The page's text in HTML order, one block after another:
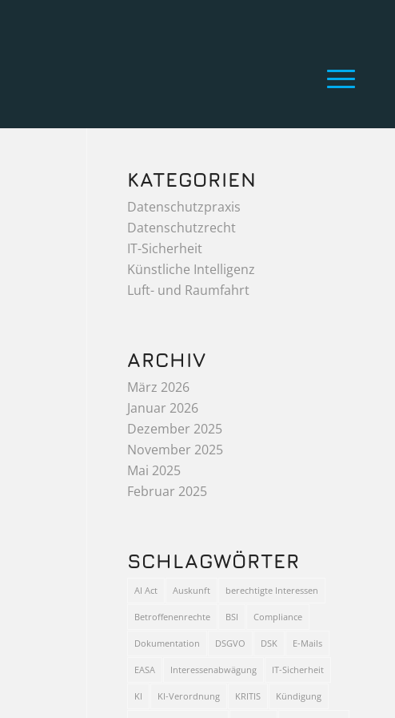
KATEGORIEN
Datenschutzpraxis
Datenschutzrecht
IT-Sicherheit
Künstliche Intelligenz
Luft- und Raumfahrt
ARCHIV
März 2026
Januar 2026
Dezember 2025
November 2025
Mai 2025
Februar 2025
SCHLAGWÖRTER
AI Act Auskunft berechtigte Interessen
Betroffenenrechte BSI Compliance
Dokumentation DSGVO DSK E-Mails
EASA Interessenabwägung IT-Sicherheit
KI KI-Verordnung KRITIS Kündigung